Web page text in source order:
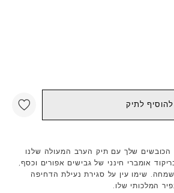
להוסיף לתיק
הכובשים שלך עם תיק הערב המעולה שלנו
אומברי חינני של גבישים אפורים וכסף,
שימו עין על סגירת נעילת הדחיפה
המלכותי שלו.